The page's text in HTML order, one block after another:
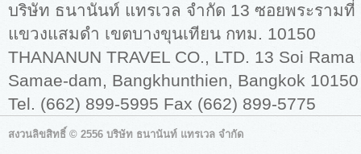
บริษัท ธนานันท์ แทรเวล จำกัด 13 ซอยพระรามที่
แขวงแสมดำ เขตบางขุนเทียน กทม. 10150
THANANUN TRAVEL CO., LTD. 13 Soi
Samae-dam, Bangkhunthien, Bangkok 10150
Tel. (662) 899-5995 Fax (662) 899-5775
สงวนลิขสิทธิ์ © 2556 บริษัท ธนานันท์ แทรเวล จำกัด